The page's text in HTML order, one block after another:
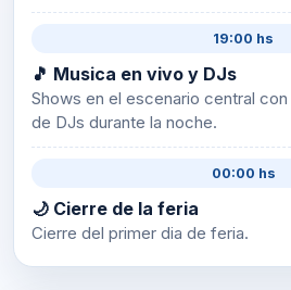
19:00 hs
🎵 Musica en vivo y DJs
Shows en el escenario central
de DJs durante la noche.
00:00 hs
🌙 Cierre de la feria
Cierre del primer dia de feria.